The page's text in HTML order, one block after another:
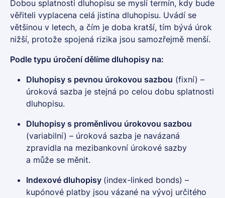
Dobou splatnosti dluhopisu se myslí termín, kdy bude
věřiteli vyplacena celá jistina dluhopisu. Uvádí se
většinou v letech, a čím je doba kratší, tím bývá úrok
nižší, protože spojená rizika jsou samozřejmě menší.
Podle typu úročení dělíme dluhopisy na:
Dluhopisy s pevnou úrokovou sazbou (fixní) –
úroková sazba je stejná po celou dobu splatnosti
dluhopisu.
Dluhopisy s proměnlivou úrokovou sazbou
(variabilní) – úroková sazba je navázaná
zpravidla na mezibankovní úrokové sazby
a může se měnit.
Indexové dluhopisy (index-linked bonds) –
kupónové platby jsou vázané na vývoj určitého